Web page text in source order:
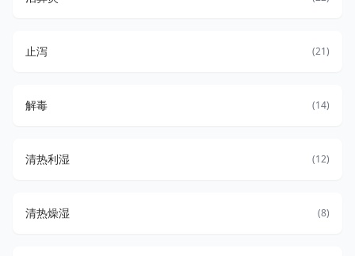
止泻 (21)
解毒 (14)
清热利湿 (12)
清热燥湿 (8)